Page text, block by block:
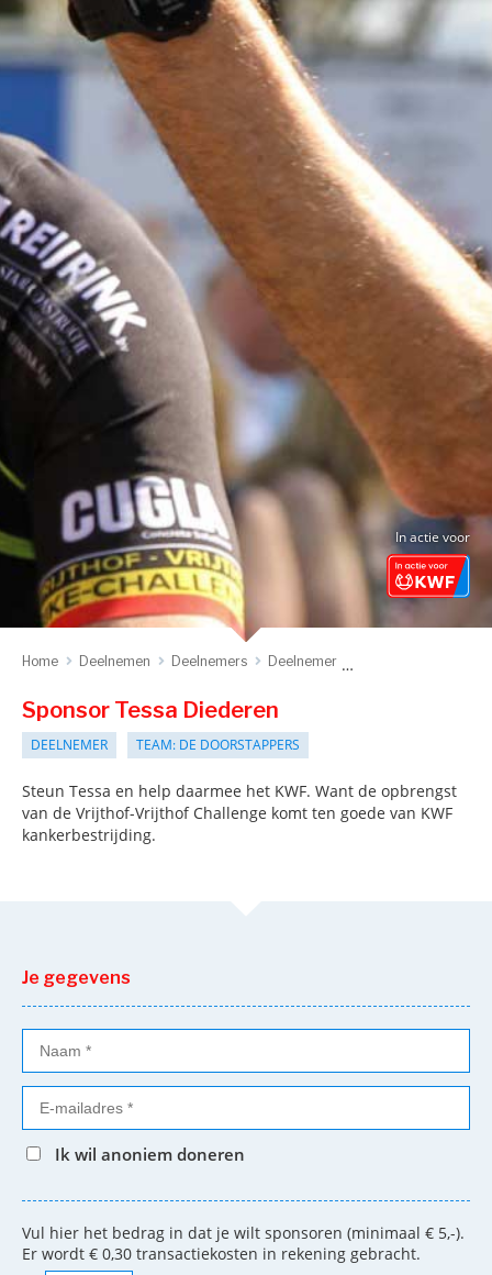
In actie voor
Home Deelnemen Deelnemers Deelnemer
Sponsor Tessa Diederen
DEELNEMER TEAM: DE DOORSTAPPERS
Steun Tessa en help daarmee het KWF. Want de opbrengst
van de Vrijthof-Vrijthof Challenge komt ten goede van KWF
kankerbestrijding.
Je gegevens
Ik wil anoniem doneren
Vul hier het bedrag in dat je wilt sponsoren (minimaal € 5,-).
Er wordt € 0,30 transactiekosten in rekening gebracht.